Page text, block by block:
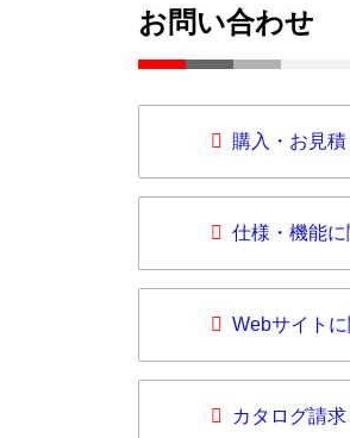
お問い合わせ
購入・お見
仕様・機能
Webサイト
カタログ請求